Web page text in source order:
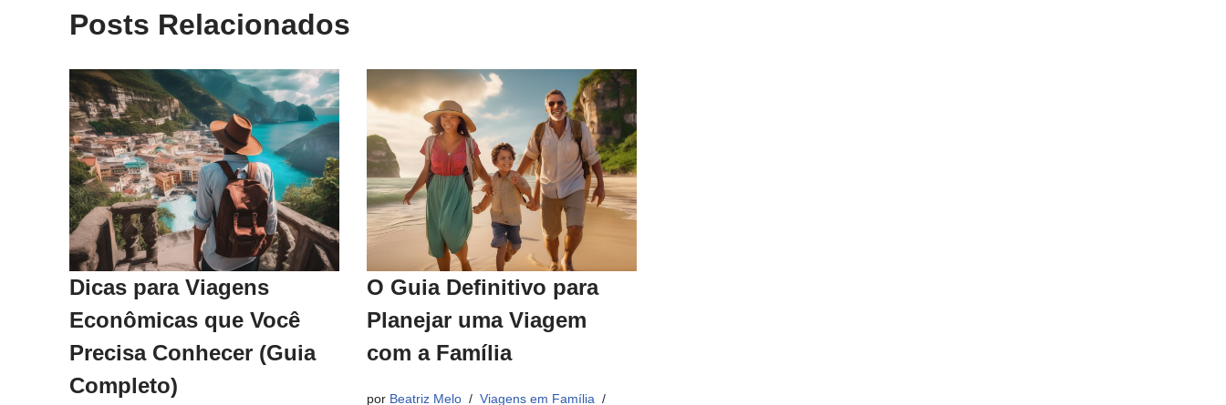
Posts Relacionados
Dicas para Viagens
Econômicas que Você
Precisa Conhecer (Guia
Completo)
O Guia Definitivo para
Planejar uma Viagem
com a Família
por Beatriz Melo Viagens em Família